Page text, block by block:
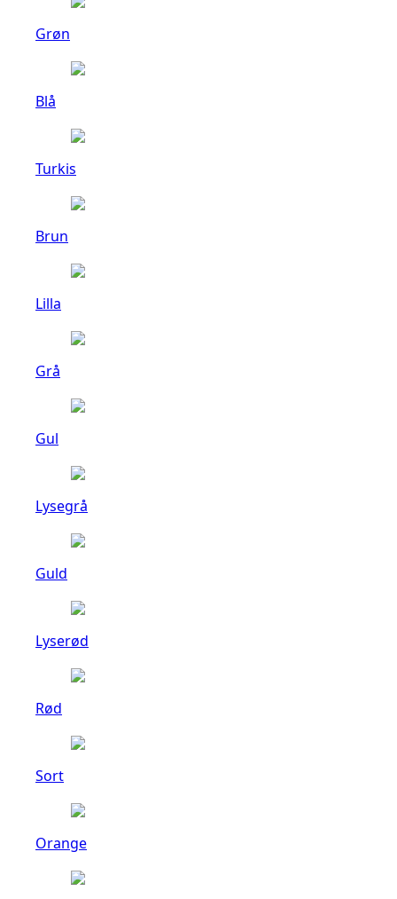
Grøn
Blå
Turkis
Brun
Lilla
Grå
Gul
Lysegrå
Guld
Lyserød
Rød
Sort
Orange